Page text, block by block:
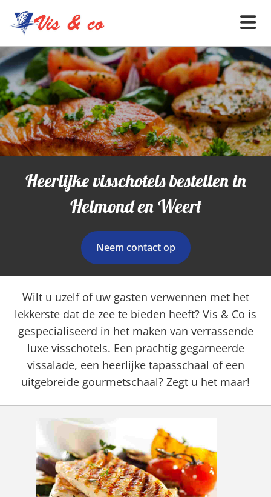
Heerlijke visschotels bestellen in
Helmond en Weert
Neem contact op
Wilt u uzelf of uw gasten verwennen met het
lekkerste dat de zee te bieden heeft? Vis & Co is
gespecialiseerd in het maken van verrassende
luxe visschotels. Een prachtig gegarneerde
vissalade, een heerlijke tapasschaal of een
uitgebreide gourmetschaal? Zegt u het maar!